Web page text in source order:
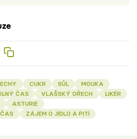
CUKR SŮL
MOUKA
ČAS VLAŠSKÝ OŘECH
LIKÉR
ASTURIE
ZÁJEM O JÍDLO A PITÍ